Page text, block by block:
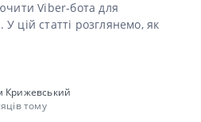
Viber-бота для
У цій статті розглянемо, як
Крижевський
тому